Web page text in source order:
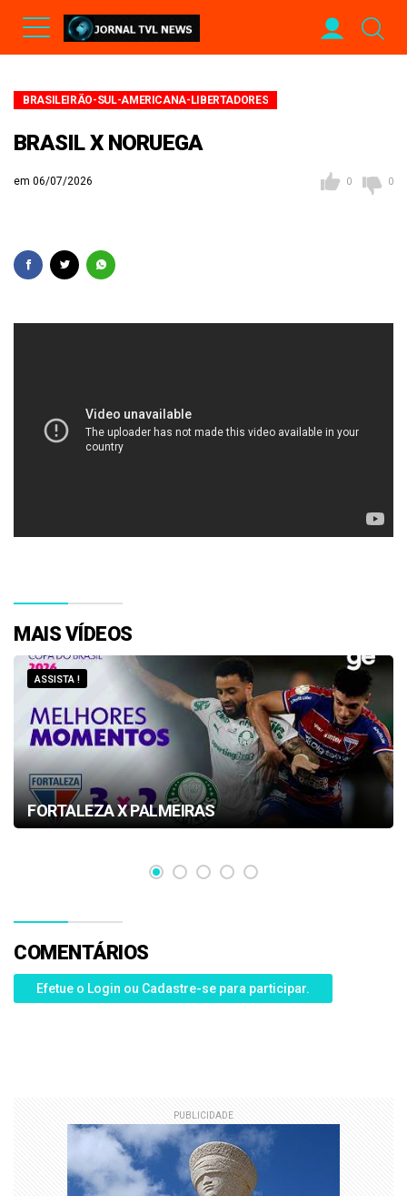
BRASILEIRÃO-SUL-AMERICANA-LIBERTADORES
BRASIL X NORUEGA
em 06/07/2026 0 0
MAIS VÍDEOS
ASSISTA !
FORTALEZA X PALMEIRAS
COMENTÁRIOS
Efetue o Login ou Cadastre-se para participar.
PUBLICIDADE